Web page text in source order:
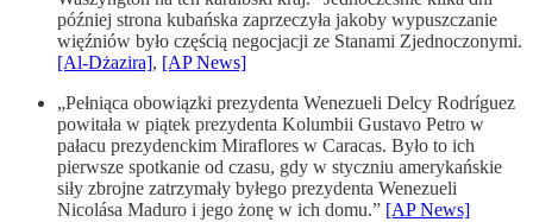
później strona kubańska zaprzeczyła jakoby wypuszczanie
więźniów było częścią negocjacji ze Stanami Zjednoczonymi.
[Al-Dżazira], [AP News]
„Pełniąca obowiązki prezydenta Wenezueli Delcy Rodríguez
powitała w piątek prezydenta Kolumbii Gustavo Petro w
pałacu prezydenckim Miraflores w Caracas. Było to ich
pierwsze spotkanie od czasu, gdy w styczniu amerykańskie
siły zbrojne zatrzymały byłego prezydenta Wenezueli
Nicolása Maduro i jego żonę w ich domu.” [AP News]